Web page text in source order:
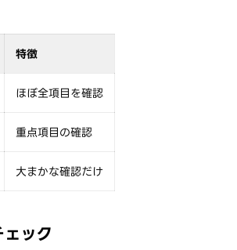
特徴
ほぼ全項目を確認
重点項目の確認
大まかな確認だけ
ック